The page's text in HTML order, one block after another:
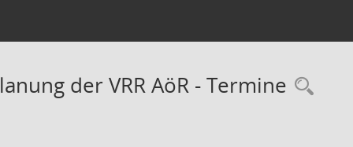
der VRR AöR - Termine